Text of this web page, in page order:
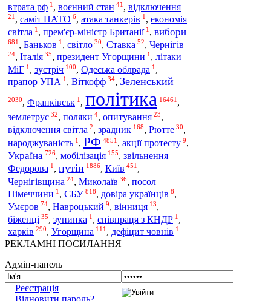
втрата рф 1 , воєнний стан 41 , відключення
21 , саміт НАТО 6, атака танкерів 1 , економія
світла 1 , прем'єр-міністр Британії 1 , вибори
681 , Баньков 1 , світло 30, Ставка 52, Чернігів
24, Італія 35, президент Угорщини 1 , літаки
МіГ 1 , зустріч 100, Одеська облрада 1 ,
прапор УПА 1 , Віткофф 34, Зеленський
2030, Франківськ 1 , політика 16461 ,
землетрус 32, поляки 4, опитування 23,
відключення світла 2, зрадник 168, Рютте 30,
народжуваність 1 , РФ 4851 , акції протесту 9,
Україна 726, мобілізація 155, звільнення
Федорова 1 , путін 1886, Київ 451 ,
Чернігівщина 24, Миколаїв 36, посол
Німеччини 1 , СБУ 818, довіра українців 8,
Умєров 74, Навроцький 9, вінниця 13,
біженці 35, зупинка 1 , співпраця з КНДР 1 ,
харків 290, Угорщина 111 , дефіцит човнів 1
РЕКЛАМНІ ПОСИЛАННЯ
Адмін-панель
+ Реєстрація
+ Відновити пароль?